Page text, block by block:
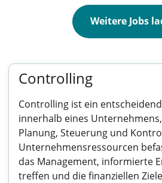
Weitere Jobs
Controlling
Controlling ist ein
innerhalb eines
Planung, Steuerung und
Unternehmensressourcen
das Management, informierte
treffen und die finanziellen